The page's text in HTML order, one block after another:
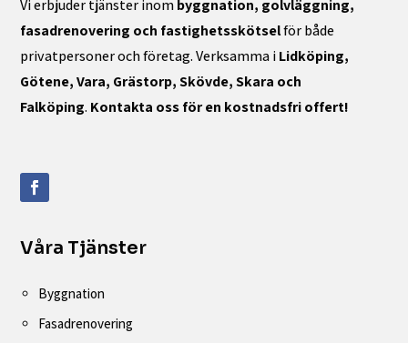
Vi erbjuder tjänster inombyggnation, golvläggning,
fasadrenovering och fastighetsskötselför både
privatpersoner och företag. Verksamma iLidköping,
Götene, Vara, Grästorp, Skövde, Skara och
Falköping. Kontakta oss för en kostnadsfri offert!
Våra Tjänster
Byggnation
Fasadrenovering